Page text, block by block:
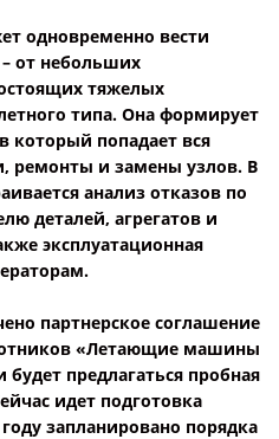
одновременно вести
от небольших
тяжелых
типа. Она формирует
который попадает вся
ремонты и замены узлов. В
анализ отказов по
деталей, агрегатов и
эксплуатационная
партнерское соглашение
«Летающие машины
предлагаться пробная
идет подготовка
запланировано порядка